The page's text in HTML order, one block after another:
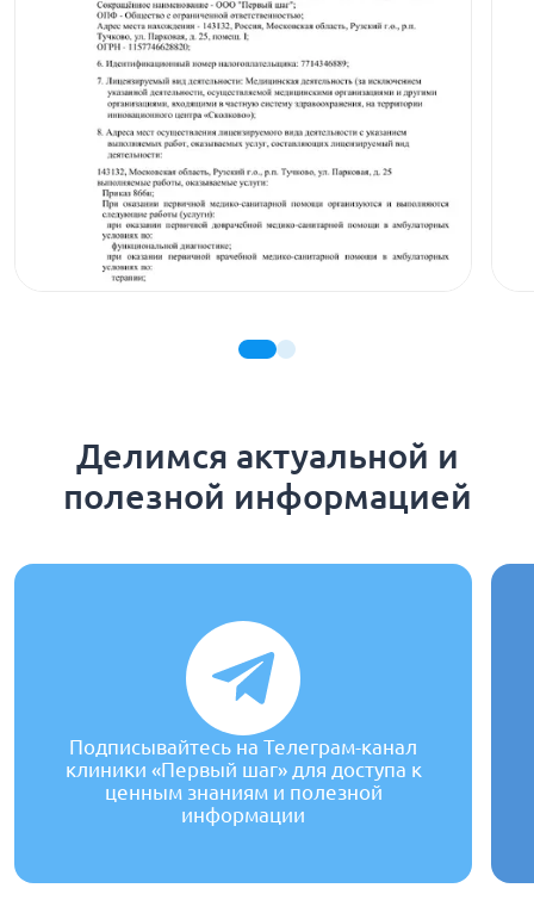
Делимся актуальной и
полезной информацией
Подписывайтесь на Телеграм-канал
клиники «Первый шаг» для доступа к
ценным знаниям и полезной
информации